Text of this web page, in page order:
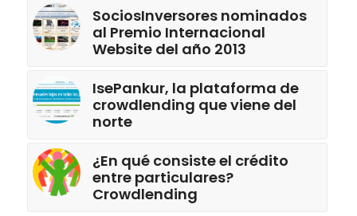
SociosInversores nominados
al Premio Internacional
Website del año 2013
IsePankur, la plataforma de
crowdlending que viene del
norte
¿En qué consiste el crédito
entre particulares?
Crowdlending